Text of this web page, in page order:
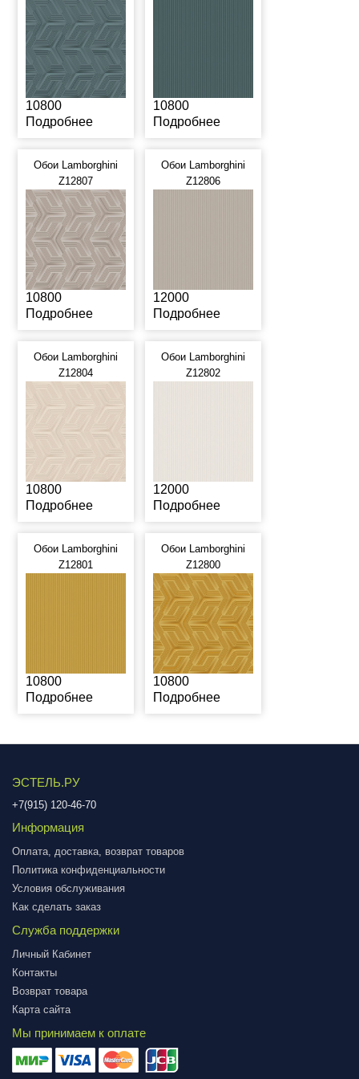
10800
Подробнее
10800
Подробнее
Обои Lamborghini
Z12807
10800
Подробнее
Обои Lamborghini
Z12806
12000
Подробнее
Обои Lamborghini
Z12804
10800
Подробнее
Обои Lamborghini
Z12802
12000
Подробнее
Обои Lamborghini
Z12801
10800
Подробнее
Обои Lamborghini
Z12800
10800
Подробнее
ЭСТЕЛЬ.РУ
+7(915) 120-46-70
Информация
Оплата, доставка, возврат товаров
Политика конфиденциальности
Условия обслуживания
Как сделать заказ
Служба поддержки
Личный Кабинет
Контакты
Возврат товара
Карта сайта
Мы принимаем к оплате